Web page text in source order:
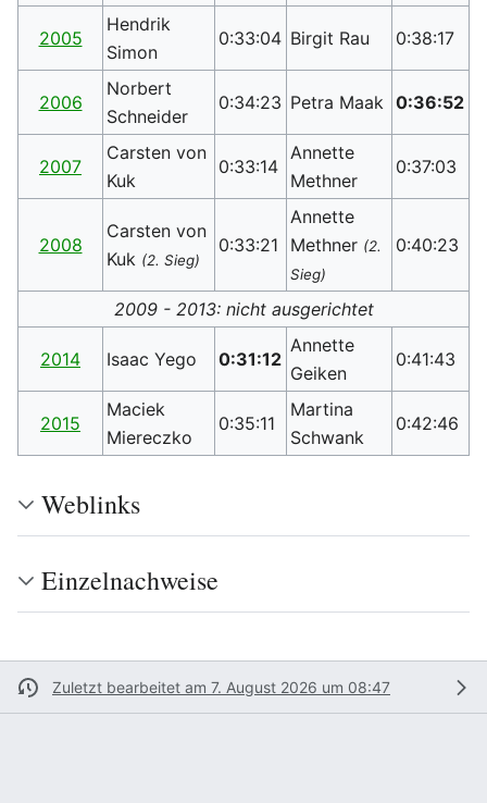
2005
Hendrik
Simon
0:33:04 Birgit Rau 0:38:17
2006
Norbert
Schneider
0:34:23 Petra Maak 0:36:52
2007
Carsten von
Kuk
0:33:14
Annette
Methner
0:37:03
2008
Carsten von
Kuk (2. Sieg)
0:33:21
Annette
Methner (2.
Sieg)
0:40:23
2009 - 2013: nicht ausgerichtet
2014 Isaac Yego 0:31:12
Annette
Geiken
0:41:43
2015
Maciek
Miereczko
0:35:11
Martina
Schwank
0:42:46
Weblinks
Einzelnachweise
Zuletzt bearbeitet am 7. August 2026 um 08:47